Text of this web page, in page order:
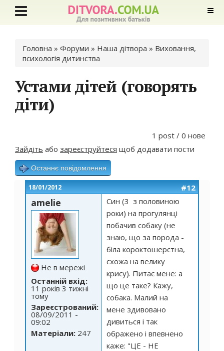
Ви є тут
Головна » Форуми » Наша дітвора » Виховання,
психологія дитинства
Устами дітей (говорять
діти)
1 post / 0 нове
Зайдіть або зареєструйтеся щоб додавати пости
Останнє повідомлення
18/01/2012 #12
amelie
Не в мережі
Останній вхід:
11 років 3 тижні
тому
Зареєстрований:
08/09/2011 -
09:02
Матеріали: 247
Син (3 з половиною
роки) на прогулянці
побачив собаку (не
знаю, що за порода -
біла короктошерстна,
схожа на велику
крису). Питає мене: а
що це таке? Кажу,
собака. Малий на
мене здивовано
дивиться і так
ображено і впевнено
каже: "ЦЕ - НЕ